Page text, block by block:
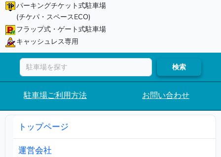
パーキングチケット式駐車場
(チケパ・スペースECO)
フラップ式・ゲート式駐車場
キャッシュレス専用
検索
駐車場ご利用方法 お問い合わせ
トップページ
運営会社